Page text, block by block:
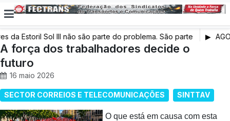
Estoril Sol III não são parte do problema. São parte
A força dos trabalhadores decide o
futuro
16 maio 2026
SECTOR CORREIOS E TELECOMUNICAÇÕES SINTTAV
O que está em causa com esta